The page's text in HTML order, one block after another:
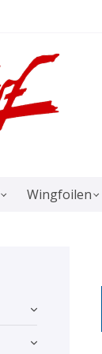
Wingfoilen